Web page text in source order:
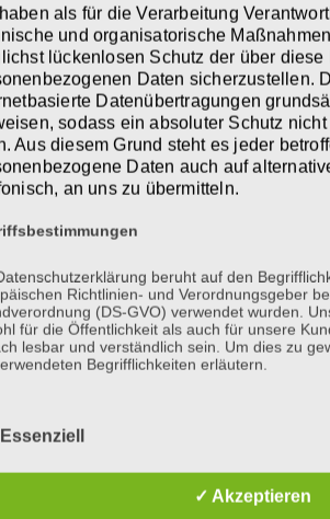
leicht macht.
, Treib-, Wach- und
der Zeit zum exzellenten
natürlichen Misstrauen gegenüber
eine schnelle Anfreundung ab.
sensibel, anschmiegsam,
wenn „Bekannte“ zu
tolerant und geduldig.
kein Problem, denn alles
und beschützt.
und eine Trennung empfindet er als
als für die Verarbeitung
und organisatorische
lückenlosen Schutz der über
Daten sicherzustellen.
Datenübertragungen
sodass ein absoluter Schutz
Aus diesem Grund steht es jeder
Daten auch auf
an uns zu übermitteln.
beruht auf den
Richtlinien- und Verordnungsgeber
(DS-GVO) verwendet wurden.
für die Öffentlichkeit als auch für unsere
lesbar und verständlich sein. Um dies zu
Begrifflichkeiten erläutern.
Begriffe:
Essenziell
✓ Akzeptieren